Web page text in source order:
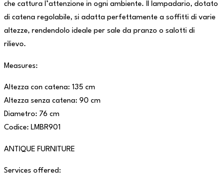
che cattura l’attenzione in ogni ambiente. Il lampadario, dotato
di catena regolabile, si adatta perfettamente a soffitti di varie
altezze, rendendolo ideale per sale da pranzo o salotti di
rilievo.
Measures:
Altezza con catena: 135 cm
Altezza senza catena: 90 cm
Diametro: 76 cm
Codice: LMBR901
ANTIQUE FURNITURE
Services offered: